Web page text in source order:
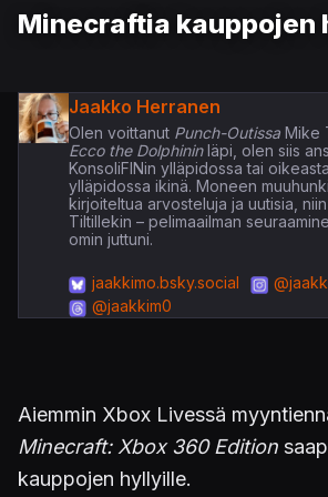
Minecraftia kauppojen
Jaakko Herranen
Olen voittanutPunch-OutissaMike
Ecco the Dolphininläpi, olen siis
KonsoliFINin ylläpidossa tai
ylläpidossa ikinä. Moneen
kirjoiteltua arvosteluja ja uutisia,
Tiltillekin – pelimaailman
omin juttuni.
jaakkimo.bsky.social
@jaakkim0
Aiemmin Xbox Livessä
Minecraft: Xbox 360 Edition
kauppojen hyllyille.